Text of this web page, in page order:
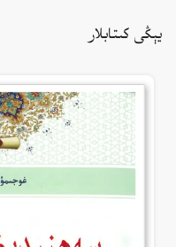
يېڭى كىتابلار